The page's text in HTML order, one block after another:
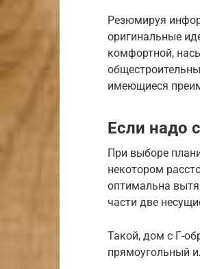
Резюмируя
оригинальные
комфортной,
имеющиеся
Если надо
При выборе
некотором
оптимальна
части две
Такой, дом с Г-
прямоугольный